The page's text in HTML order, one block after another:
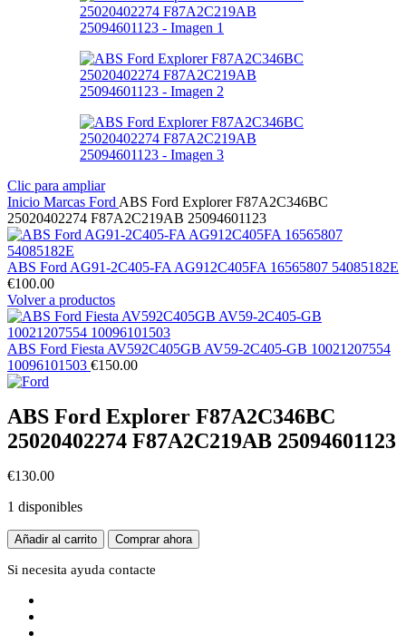
Clic para ampliar
Inicio Marcas Ford ABS Ford Explorer F87A2C346BC
25020402274 F87A2C219AB 25094601123
ABS Ford AG91-2C405-FA AG912C405FA 16565807 54085182E
€100.00
Volver a productos
ABS Ford Fiesta AV592C405GB AV59-2C405-GB 10021207554
10096101503 €150.00
ABS Ford Explorer F87A2C346BC
25020402274 F87A2C219AB 25094601123
€130.00
1 disponibles
ABS
Ford
Explorer
25020402274
F87A2C219AB
25094601123
Añadir al carrito Comprar ahora
Si necesita ayuda contacte